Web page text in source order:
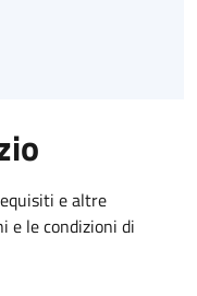
e altre
e le condizioni di